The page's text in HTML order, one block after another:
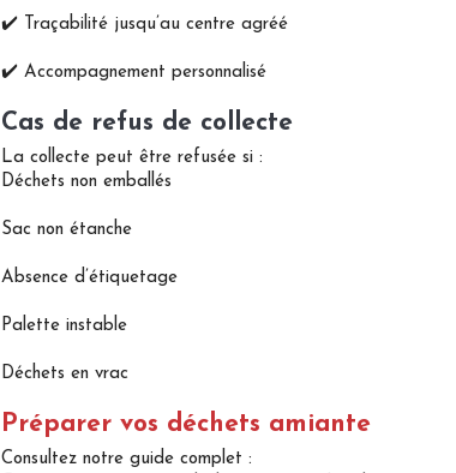
✔️ Traçabilité jusqu’au centre agréé
✔️ Accompagnement personnalisé
Cas de refus de collecte
La collecte peut être refusée si :
Déchets non emballés
Sac non étanche
Absence d’étiquetage
Palette instable
Déchets en vrac
Préparer vos déchets amiante
Consultez notre guide complet :